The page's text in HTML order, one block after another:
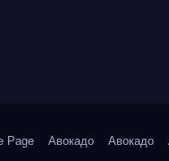
Page Авокадо Авокадо